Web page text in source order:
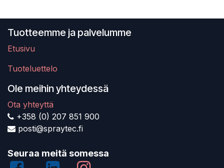
Tuotteemme ja palvelumme
Etusivu
Tuoteluettelo
Ole meihin yhteydessä
Ota yhteyttä
+358 (0) 207 851 900
posti@spraytec.fi
Seuraa meitä somessa